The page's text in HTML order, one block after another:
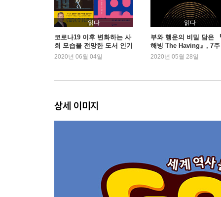
세계 정복을 꿈꾼 알렉산더
8장 평화의 축제 올림픽
평화로운 스포츠 축제 올림픽
읽다
코로나19 이후 변화하는 사
회 모습을 전망한 도서 인기
2020년 06월 04일
읽다
부와 행운의 비밀 담은
해빙 The Having』, 7
속 1위
2020년 05월 28일
상세 이미지